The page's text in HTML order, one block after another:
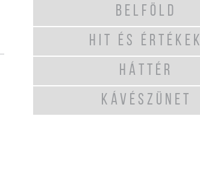
BELFÖLD
HIT ÉS ÉRTÉKEK
HÁTTÉR
KÁVÉSZÜNET